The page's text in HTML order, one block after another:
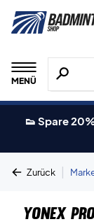
MENÜ
Suche
👟 Spare
Zurück |
Yonex